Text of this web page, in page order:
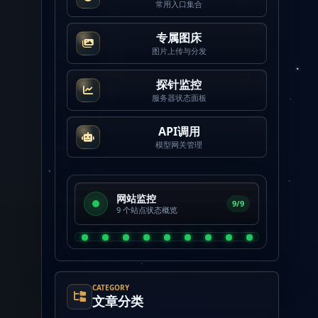
常用入口集合
专属图床
图片上传与分发
探针监控
服务器状态面板
API调用
模型网关管理
网站监控
9 个站点状态概览
9/9
CATEGORY
文章分类